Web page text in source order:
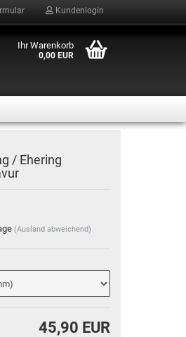
Kundenlogin
Ihr Warenkorb
0,00 EUR
/ Ehering
(Ausland abweichend)
45,90 EUR